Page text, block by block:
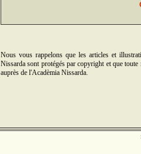
Nous vous rappelons que les articles et
Nissarda sont protégés par copyright et que
auprès de l'Acadèmia Nissarda.